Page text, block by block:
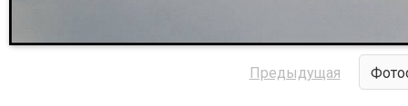
Предыдущая